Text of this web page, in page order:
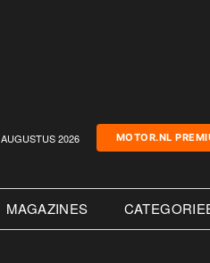
2026 MOTOR.NL
MAGAZINES